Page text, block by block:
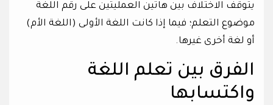
يتوقف الاختلاف بين هاتين العمليتين على رقم اللغة
موضوع التعلم؛ فيما إذا كانت اللغة الأولى (اللغة الأم)
أو لغة أخرى غيرها.
الفرق بين تعلم اللغة
واكتسابها